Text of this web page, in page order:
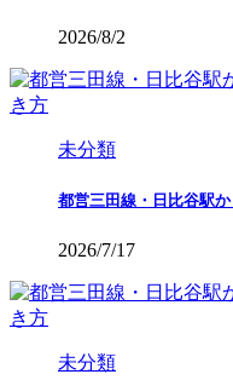
2026/8/2
未分類
都営三田線・日比谷駅
2026/7/17
未分類